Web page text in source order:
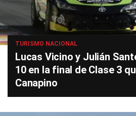
TURISMO NACIONAL
Lucas Vicino y Julián
10 en la final de Clase 3
Canapino